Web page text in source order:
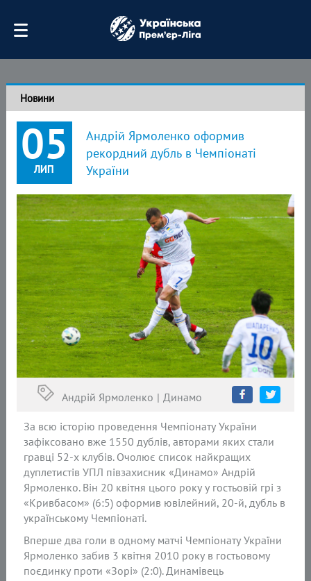
Новини
05
ЛИП
Андрій Ярмоленко оформив
рекордний дубль в Чемпіонаті
України
Андрій Ярмоленко Динамо
За всю історію проведення Чемпіонату України
зафіксовано вже 1550 дублів, авторами яких стали
гравці 52-х клубів. Очолює список найкращих
дуплетистів УПЛ півзахисник «Динамо» Андрій
Ярмоленко. Він 20 квітня цього року у гостьовій грі з
«Кривбасом» (6:5) оформив ювілейний, 20-й, дубль в
українському Чемпіонаті.
Вперше два голи в одному матчі Чемпіонату України
Ярмоленко забив 3 квітня 2010 року в гостьовому
поєдинку проти «Зорі» (2:0). Динамівець